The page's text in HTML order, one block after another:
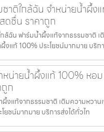
าติใกล้ฉัน จำหน่ายน้ำผึ้ง
ดชื่น ราคาถูก
ล้ฉัน ฟาร์มน้ำผึ้งแท้จากธรรมชาติ เ
งแท้ 100% ประโยชน์มากมาย บริกา
หน่ายน้ำผึ้งแท้ 100% หอ
ก
งแท้จากธรรมชาติ เติมความหวาน
ยชน์มากมาย บริการส่งได้ทั่วไท